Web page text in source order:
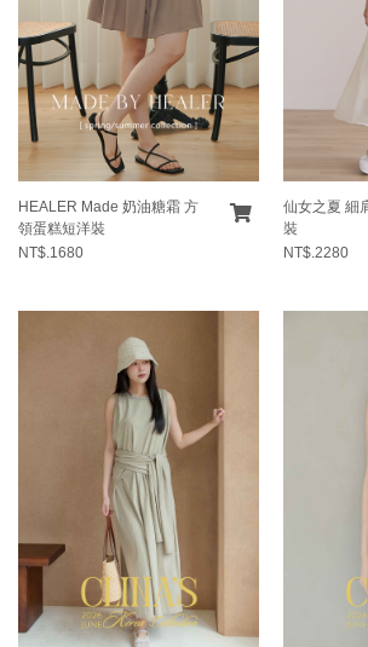
HEALER Made 奶油糖霜 方
領蛋糕短洋裝
NT$.1680
仙女之夏 細
裝
NT$.2280